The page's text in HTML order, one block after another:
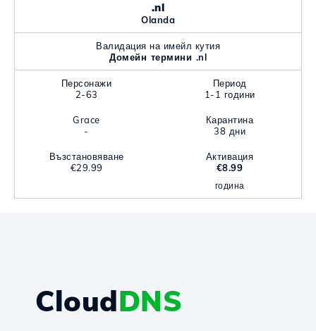
.nl
Olanda
Валидация на имейл кутия
Домейн термини .nl
Персонажи
2-63
Период
1-1 години
Grace
-
Карантина
38 дни
Възстановяване
€29.99
Активация
€8.99
година
CloudDNS